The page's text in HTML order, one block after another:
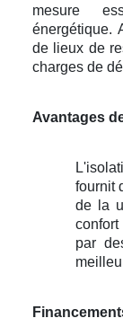
mesure
énergétique.
de lieux de
charges de
Avantages
fournit
de la
confort
par